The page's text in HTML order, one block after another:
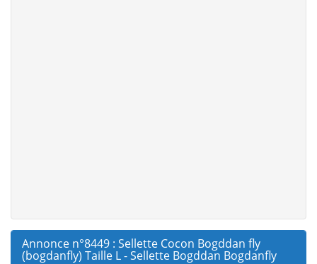
Annonce n°8449 : Sellette Cocon Bogddan fly
(bogdanfly) Taille L - Sellette Bogddan Bogdanfly